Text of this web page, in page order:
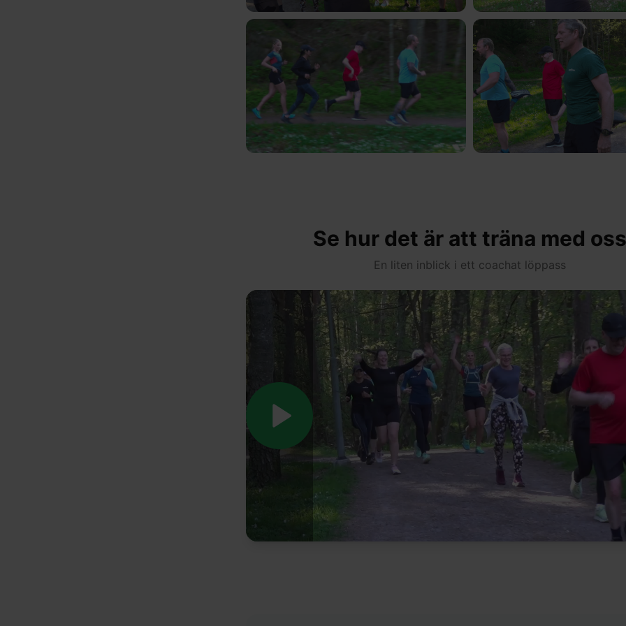
Se hur det är att träna med oss
En liten inblick i ett coachat löppass